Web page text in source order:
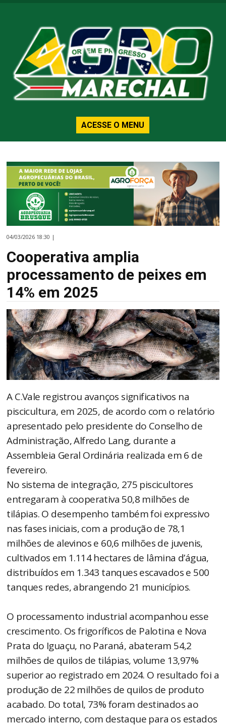
ACESSE O MENU
04/03/2026 18:30 |
Cooperativa amplia
processamento de peixes em
14% em 2025
A C.Vale registrou avanços significativos na
piscicultura, em 2025, de acordo com o relatório
apresentado pelo presidente do Conselho de
Administração, Alfredo Lang, durante a
Assembleia Geral Ordinária realizada em 6 de
fevereiro.
No sistema de integração, 275 piscicultores
entregaram à cooperativa 50,8 milhões de
tilápias. O desempenho também foi expressivo
nas fases iniciais, com a produção de 78,1
milhões de alevinos e 60,6 milhões de juvenis,
cultivados em 1.114 hectares de lâmina d’água,
distribuídos em 1.343 tanques escavados e 500
tanques redes, abrangendo 21 municípios.
O processamento industrial acompanhou esse
crescimento. Os frigoríficos de Palotina e Nova
Prata do Iguaçu, no Paraná, abateram 54,2
milhões de quilos de tilápias, volume 13,97%
superior ao registrado em 2024. O resultado foi a
produção de 22 milhões de quilos de produto
acabado. Do total, 73% foram destinados ao
mercado interno, com destaque para os estados